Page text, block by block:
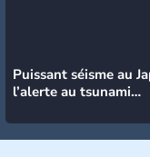
Puissant séisme au
l’alerte au tsunami